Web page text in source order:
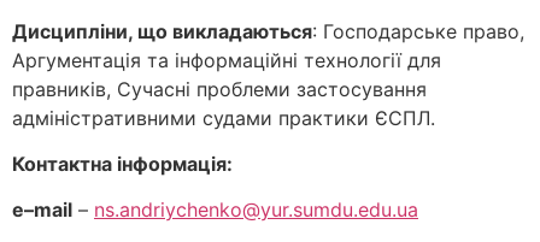
Дисципліни, що викладаються: Господарське право,
Аргументація та інформаційні технології для
правників, Сучасні проблеми застосування
адміністративними судами практики ЄСПЛ.
Контактна інформація:
e–mail – ns.andriychenko@yur.sumdu.edu.ua